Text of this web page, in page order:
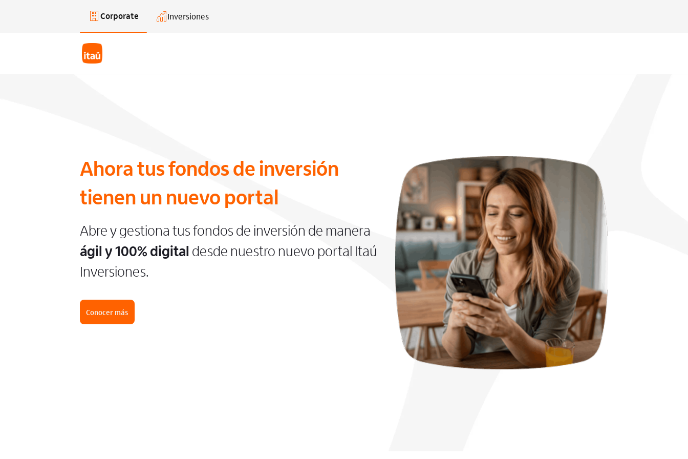
Saltar al contenido principalCorporate Inversiones
Ahora tus fondos de inversión
tienen un nuevo portal
Abre y gestiona tus fondos de inversión de manera
ágil y 100% digital desde nuestro nuevo portal Itaú
Inversiones.
Conocer más